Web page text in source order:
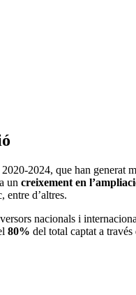
2020-2024, que han generat
un creixement en
d’altres.
nacionals i
80% del total captat a